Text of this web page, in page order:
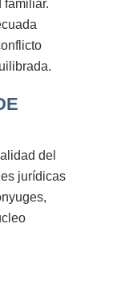
familiar.
del
jurídicas